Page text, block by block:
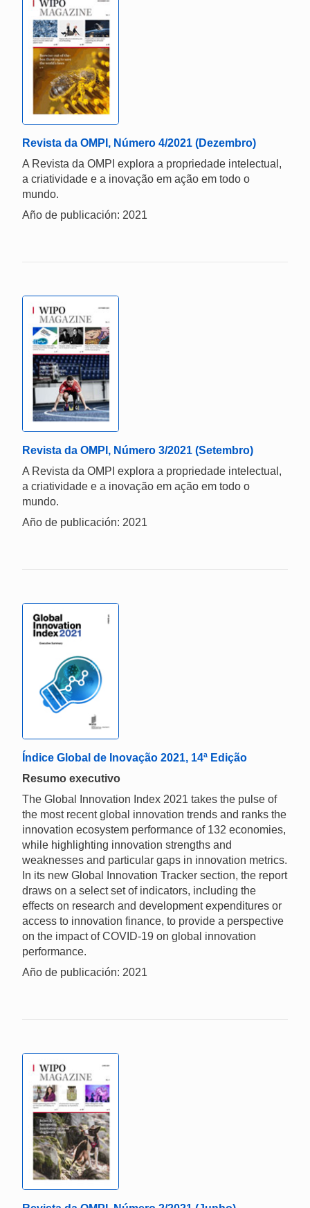
Revista da OMPI, Número 4/2021 (Dezembro)
A Revista da OMPI explora a propriedade intelectual,
a criatividade e a inovação em ação em todo o
mundo.
Año de publicación: 2021
Revista da OMPI, Número 3/2021 (Setembro)
A Revista da OMPI explora a propriedade intelectual,
a criatividade e a inovação em ação em todo o
mundo.
Año de publicación: 2021
Índice Global de Inovação 2021, 14ª Edição
Resumo executivo
The Global Innovation Index 2021 takes the pulse of
the most recent global innovation trends and ranks the
innovation ecosystem performance of 132 economies,
while highlighting innovation strengths and
weaknesses and particular gaps in innovation metrics.
In its new Global Innovation Tracker section, the report
draws on a select set of indicators, including the
effects on research and development expenditures or
access to innovation finance, to provide a perspective
on the impact of COVID-19 on global innovation
performance.
Año de publicación: 2021